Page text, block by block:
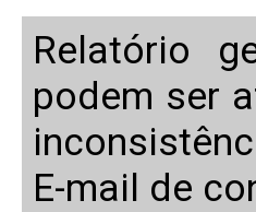
Relatório
podem ser
E-mail de